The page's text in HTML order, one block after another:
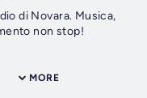
Musica,
non stop!
MORE